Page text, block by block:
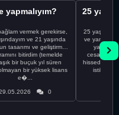
yapmalıyım?
vermek gerekirse,
ve 21 yaşında
tasarımı ve geliştirme
bitirdim (temelde
bir buçuk yıl süren
bir yüksek lisans
e�...
0
25
ve yanlış
cesaretimin